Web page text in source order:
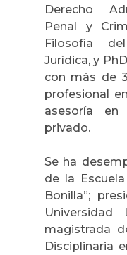
Derecho
Penal y
Filosofía
Jurídica, y
con más de
profesional
asesoría
privado.
Se ha
de la
Bonilla”;
Universidad
magistrada
Disciplinaria